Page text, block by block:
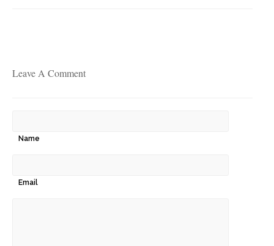
Leave A Comment
Name
Email